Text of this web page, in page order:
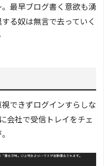
最早ブログ書く意欲も湧
る奴は無言で去っていく
できずログインすらしな
会社で受信トレイをチェ